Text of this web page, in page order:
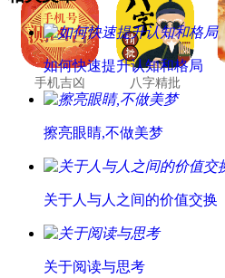
手机吉凶 八字精批
如何快速提升认知和格局
擦亮眼睛,不做美梦
关于人与人之间的价值交换
关于阅读与思考